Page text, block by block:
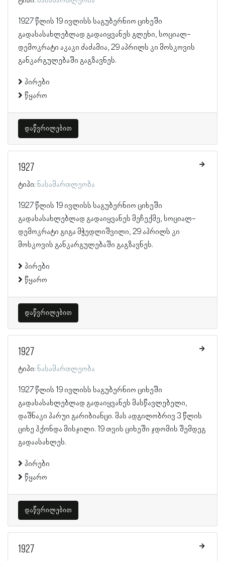
1927 წლის 19 ივლისს საგუბერნიო ციხეში
გადასასახლებლად გადაიყვანეს გლეხი, სოციალ-
დემოკრატი აკაკი ძაძამია, 29 აპრილს კი მოსკოვის
განკარგულებაში გაგზავნეს.
პირები
წყარო
დაწვრილებით
1927
ტიპი: ნასამართლეობა
1927 წლის 19 ივლისს საგუბერნიო ციხეში
გადასასახლებლად გადაიყვანეს მეჩექმე, სოციალ-
დემოკრატი გიგა მჭედლიშვილი, 29 აპრილს კი
მოსკოვის განკარგულებაში გაგზავნეს.
პირები
წყარო
დაწვრილებით
1927
ტიპი: ნასამართლეობა
1927 წლის 19 ივლისს საგუბერნიო ციხეში
გადასასახლებლად გადაიყვანეს მასწავლებელი,
დაშნაკი პარუი გარიბიანცი. მას ადგილობრივ 3 წლის
ციხე ჰქონდა მისჯილი. 19 თვის ციხეში ჯდომის შემდეგ
გადაასახლეს.
პირები
წყარო
დაწვრილებით
1927